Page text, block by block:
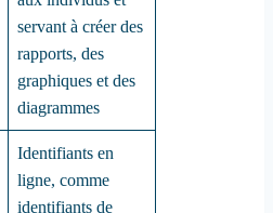
servant à créer des
rapports, des
graphiques et des
diagrammes
Identifiants en
ligne, comme
identifiants de